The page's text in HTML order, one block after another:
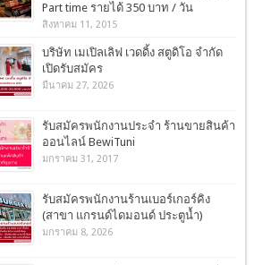
Part time รายได้ 350 บาท / วัน
สิงหาคม 11, 2015
บริษัท เมเปิลเลิฟ เวดดิ้ง สตูดิโอ จำกัด
เปิดรับสมัคร
มีนาคม 27, 2026
รับสมัครพนักงานประจำ ร้านขายสินค้า
ออนไลน์ BewiTuni
มกราคม 31, 2017
รับสมัครพนักงานร้านเบอร์เกอร์คิง
(สาขา แกรนด์ไดมอนด์ ประตูน้ำ)
มกราคม 8, 2026